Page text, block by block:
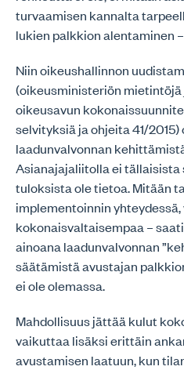
turvaamisen kannalta
lukien palkkion alentaminen
Niin oikeushallinnon
(oikeusministeriön mietintöjä
oikeusavun
selvityksiä ja ohjeita 41/
laadunvalvonnan
Asianajajaliitolla ei
tuloksista ole tietoa. Mitään
implementoinnin yhteydessä,
kokonaisvaltaisempaa –
ainoana laadunvalvonnan
säätämistä avustajan
ei ole olemassa.
Mahdollisuus jättää kulut
vaikuttaa lisäksi erittäin
avustamisen laatuun, kun